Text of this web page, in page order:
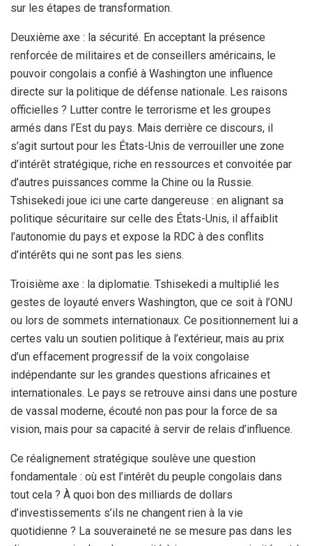
sur les étapes de transformation.
Deuxième axe : la sécurité. En acceptant la présence
renforcée de militaires et de conseillers américains, le
pouvoir congolais a confié à Washington une influence
directe sur la politique de défense nationale. Les raisons
officielles ? Lutter contre le terrorisme et les groupes
armés dans l’Est du pays. Mais derrière ce discours, il
s’agit surtout pour les États-Unis de verrouiller une zone
d’intérêt stratégique, riche en ressources et convoitée par
d’autres puissances comme la Chine ou la Russie.
Tshisekedi joue ici une carte dangereuse : en alignant sa
politique sécuritaire sur celle des États-Unis, il affaiblit
l’autonomie du pays et expose la RDC à des conflits
d’intérêts qui ne sont pas les siens.
Troisième axe : la diplomatie. Tshisekedi a multiplié les
gestes de loyauté envers Washington, que ce soit à l’ONU
ou lors de sommets internationaux. Ce positionnement lui a
certes valu un soutien politique à l’extérieur, mais au prix
d’un effacement progressif de la voix congolaise
indépendante sur les grandes questions africaines et
internationales. Le pays se retrouve ainsi dans une posture
de vassal moderne, écouté non pas pour la force de sa
vision, mais pour sa capacité à servir de relais d’influence.
Ce réalignement stratégique soulève une question
fondamentale : où est l’intérêt du peuple congolais dans
tout cela ? À quoi bon des milliards de dollars
d’investissements s’ils ne changent rien à la vie
quotidienne ? La souveraineté ne se mesure pas dans les